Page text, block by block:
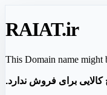
RAIAT.ir
This Domain name might
کالایی برای فروش ندارد.